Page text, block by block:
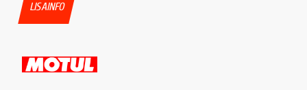
LISAINFO